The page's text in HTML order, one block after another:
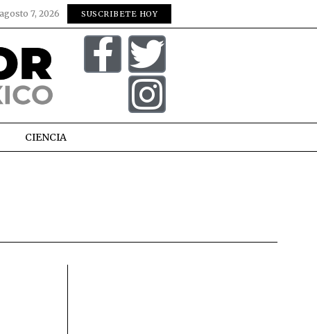
agosto 7, 2026 SUSCRIBETE HOY
CIENCIA